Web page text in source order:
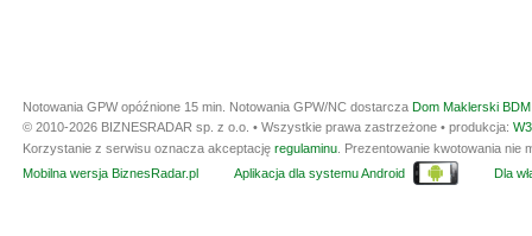
Notowania GPW opóźnione 15 min. Notowania GPW/NC dostarcza Dom Maklerski
© 2010-2026 BIZNESRADAR sp. z o.o. • Wszystkie prawa zastrzeżone • produkcja:
Korzystanie z serwisu oznacza akceptację regulaminu . Prezentowanie kwotowania
Mobilna wersja BiznesRadar.pl
Aplikacja dla systemu Android Dla